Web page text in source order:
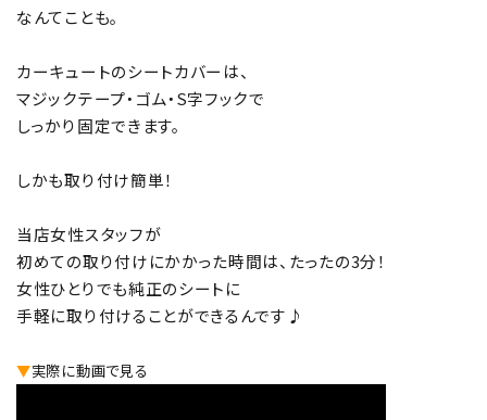
なんてことも。
カーキュートのシートカバーは、
マジックテープ・ゴム・S字フックで
しっかり固定できます。
しかも取り付け簡単！
当店女性スタッフが
初めての取り付けにかかった時間は、たったの3分！
女性ひとりでも純正のシートに
手軽に取り付けることができるんです♪
▼実際に動画で見る